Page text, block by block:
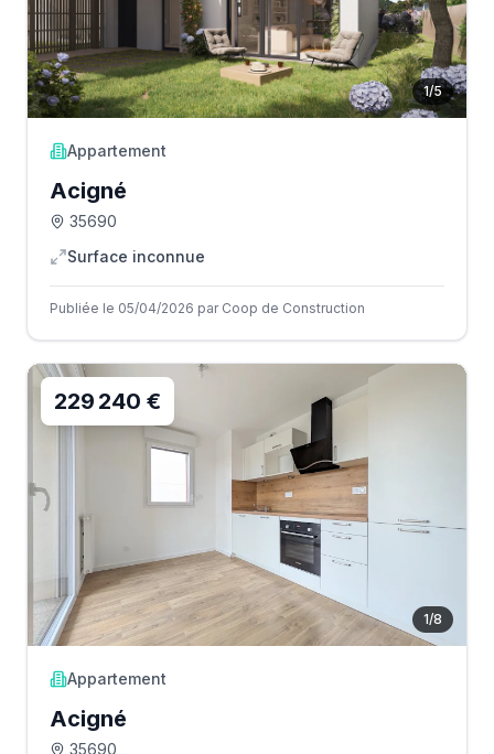
1/5
Appartement
Acigné
35690
Surface inconnue
Publiée le 05/04/2026 par Coop de Construction
1/8
229 240 €
Appartement
Acigné
35690